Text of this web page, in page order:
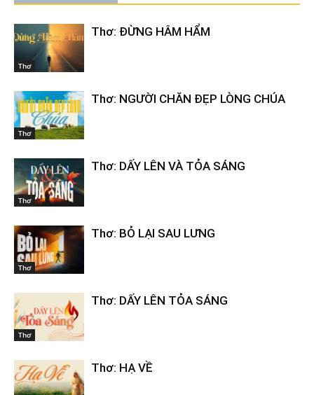
Thơ
Thơ: ĐỪNG HÂM HẨM
Thơ
Thơ: NGƯỜI CHĂN ĐẸP LÒNG CHÚA
Thơ
Thơ: DẤY LÊN VÀ TỎA SÁNG
Thơ
Thơ: BỎ LẠI SAU LƯNG
Thơ
Thơ: DẤY LÊN TỎA SÁNG
Thơ: HẠ VỀ